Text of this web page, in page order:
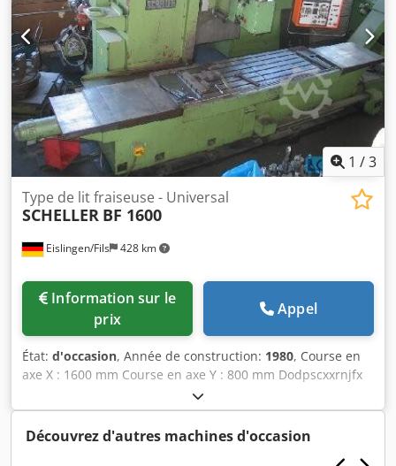
1 /3
Eislingen/Fils 428 km
Type de lit fraiseuse - Universal
SCHELLER BF 1600
prix
Appel
État: d'occasion, Année de construction: 1980, Course en
axe X : 1600 mm Course en axe Y : 800 mm Dodpscxxrnjfx
Afxjkr Course en axe Z : 630 mm Interface de broche : SK
50 Vitesse d'avance : 10-6000 mm/min Vitesse de
déplacement rapide : 6 m/min Plage de vitesses – réglable
Découvrez d'autres machines d'occasion